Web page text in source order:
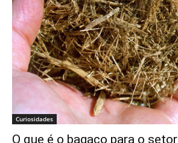
Curiosidades
O que é o bagaço para o setor